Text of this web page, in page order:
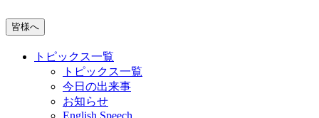
皆様へ
トピックス一覧
トピックス一覧
今日の出来事
お知らせ